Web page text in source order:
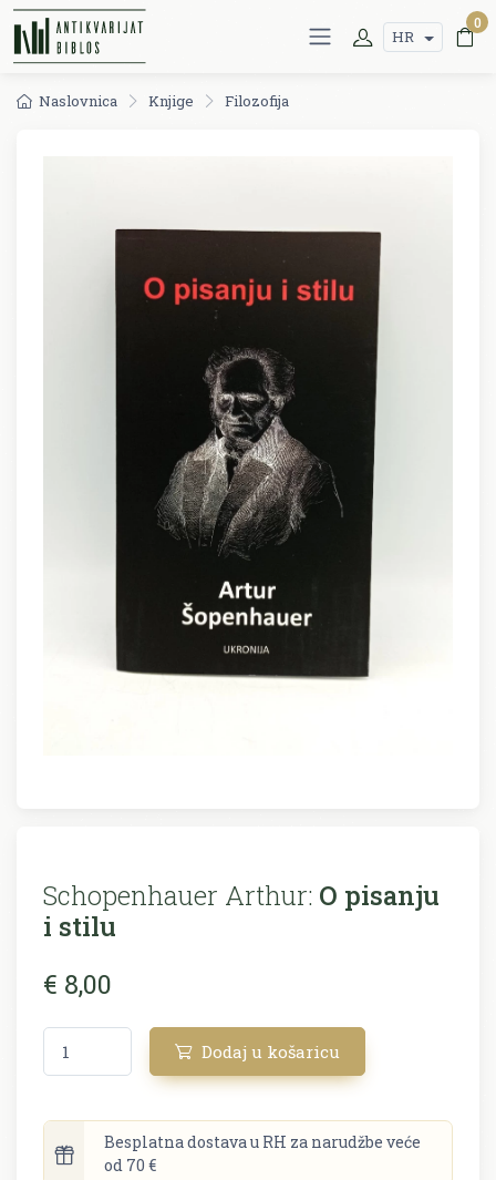
HR
0
Naslovnica Knjige Filozofija
Schopenhauer Arthur: O pisanju
i stilu
€ 8,00
Dodaj u košaricu
Besplatna dostava u RH za narudžbe veće
od 70 €